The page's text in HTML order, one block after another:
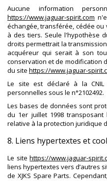
Aucune information
https://www.jaguar-spirit.com
échangée, transférée, cédée
à des tiers. Seule l'hypothèse
droits permettrait la
acquéreur qui serait à son
conservation et de modification
du site https://www.jaguar-
Le site est déclaré à la
personnelles sous le n°2102492.
Les bases de données sont
du 1er juillet 1998
relative à la protection juridique
8. Liens hypertextes et
Le sitehttps://www.jaguar-
liens hypertextes vers d’autres
de XJKS Spare Parts.